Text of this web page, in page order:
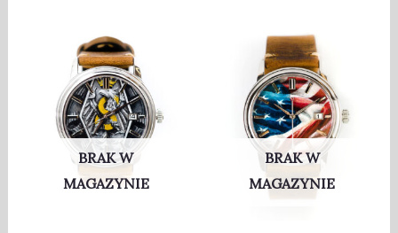
BRAK W
MAGAZYNIE
BRAK W
MAGAZYNIE